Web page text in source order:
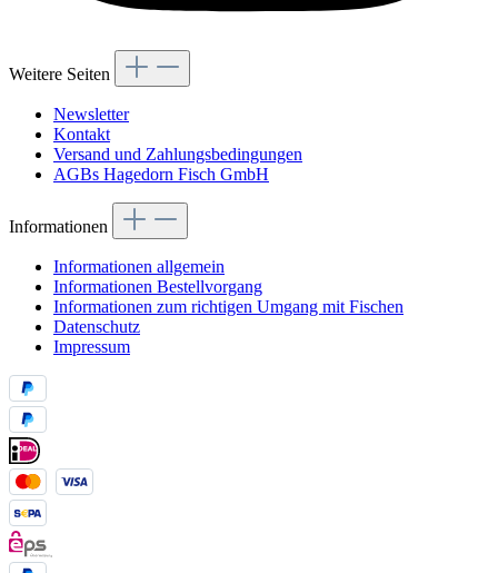
Weitere Seiten
Newsletter
Kontakt
Versand und Zahlungsbedingungen
AGBs Hagedorn Fisch GmbH
Informationen
Informationen allgemein
Informationen Bestellvorgang
Informationen zum richtigen Umgang mit Fischen
Datenschutz
Impressum